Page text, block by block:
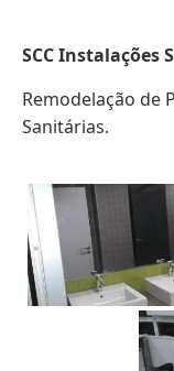
SCC Instalações
Remodelação de
Sanitárias.